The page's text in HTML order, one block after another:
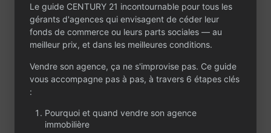
Contactez-nous
Un projet ou une
question ?
Que vous envisagiez de céder ou d’acheter
votre écoute. Partagez votre projet dans le
formulaire : notre équipe vous contactera
Le guide CENTURY 21 incontournable pour tous les
gérants d'agences qui envisagent de céder leur
fonds de commerce ou leurs parts sociales — au
meilleur prix, et dans les meilleures conditions.
Vendre son agence, ça ne s'improvise pas. Ce guide
vous accompagne pas à pas, à travers 6 étapes clés
:
Pourquoi et quand vendre son agence
immobilière